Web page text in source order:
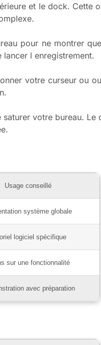
et le dock. Cette
pour ne montrer
l enregistrement.
votre curseur ou
votre bureau. Le
Usage conseillé
système globale
logiciel spécifique
sur une fonctionnalité
avec préparation